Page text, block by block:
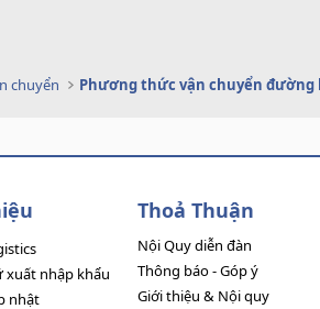
chuyển Phương thức vận chuyển đường
xuất nhập khẩu
nhật
Thoả Thuận
Nội Quy diễn đàn
Thông báo - Góp ý
Giới thiệu & Nội quy